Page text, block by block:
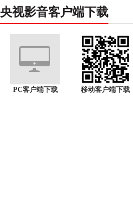
央视影音客户端下载
PC客户端下载 移动客户端下载